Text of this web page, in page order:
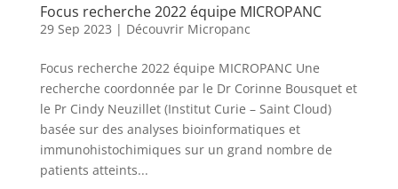
Focus recherche 2022 équipe MICROPANC
29 Sep 2023 | Découvrir Micropanc
Focus recherche 2022 équipe MICROPANC Une
recherche coordonnée par le Dr Corinne Bousquet et
le Pr Cindy Neuzillet (Institut Curie – Saint Cloud)
basée sur des analyses bioinformatiques et
immunohistochimiques sur un grand nombre de
patients atteints...